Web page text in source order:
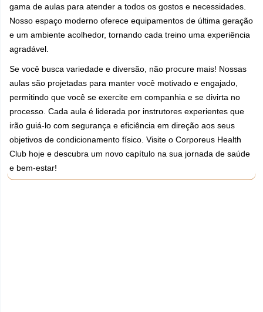
gama de aulas para atender a todos os gostos e necessidades.
Nosso espaço moderno oferece equipamentos de última geração
e um ambiente acolhedor, tornando cada treino uma experiência
agradável.
Se você busca variedade e diversão, não procure mais! Nossas
aulas são projetadas para manter você motivado e engajado,
permitindo que você se exercite em companhia e se divirta no
processo. Cada aula é liderada por instrutores experientes que
irão guiá-lo com segurança e eficiência em direção aos seus
objetivos de condicionamento físico. Visite o Corporeus Health
Club hoje e descubra um novo capítulo na sua jornada de saúde
e bem-estar!